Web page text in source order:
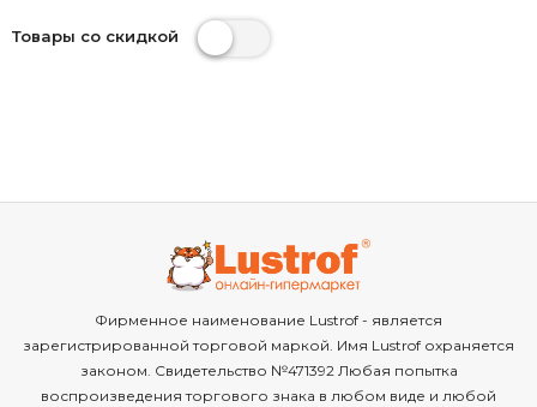
Товары со скидкой
Фирменное наименование Lustrof - является
зарегистрированной торговой маркой. Имя Lustrof охраняется
законом. Свидетельство №471392 Любая попытка
воспроизведения торгового знака в любом виде и любой